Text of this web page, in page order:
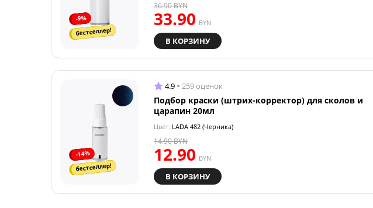
-9%
бестселлер!
33.90 BYN
36.90BYN
В КОРЗИНУ
-14%
бестселлер!
4.9 259 оценок
Подбор краски (штрих-корректор) для сколов и
царапин 20мл
Цвет: LADA 482 (Черника)
12.90 BYN
14.90BYN
В КОРЗИНУ